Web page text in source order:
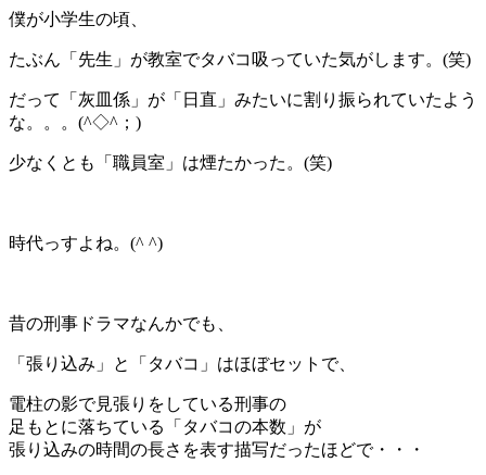
僕が小学生の頃、
たぶん「先生」が教室でタバコ吸っていた気がします。(笑)
だって「灰皿係」が「日直」みたいに割り振られていたよう
な。。。(^◇^；)
少なくとも「職員室」は煙たかった。(笑)
時代っすよね。(^ ^)
昔の刑事ドラマなんかでも、
「張り込み」と「タバコ」はほぼセットで、
電柱の影で見張りをしている刑事の
足もとに落ちている「タバコの本数」が
張り込みの時間の長さを表す描写だったほどで・・・